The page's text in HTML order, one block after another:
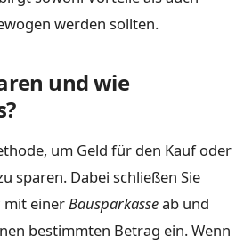
werden sollten.
und wie
um Geld für den Kauf oder
sparen. Dabei schließen Sie
mit einerBausparkasseab und
bestimmten Betrag ein. Wenn